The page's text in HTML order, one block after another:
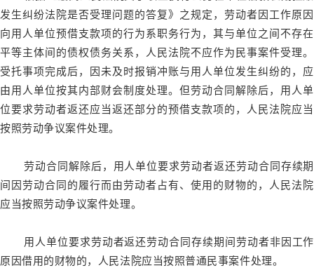
发生纠纷法院是否受理问题的答复》之规定，劳动者因工作原因
向用人单位预借支款项的行为系职务行为，其与单位之间不存在
平等主体间的债权债务关系，人民法院不应作为民事案件受理。
受托事项完成后，因未及时报销冲账与用人单位发生纠纷的，应
由用人单位按其内部财会制度处理。但劳动合同解除后，用人单
位要求劳动者返还应当返还部分的预借支款项的，人民法院应当
按照劳动争议案件处理。
劳动合同解除后，用人单位要求劳动者返还劳动合同存续期
间因劳动合同的履行而由劳动者占有、使用的财物的，人民法院
应当按照劳动争议案件处理。
用人单位要求劳动者返还劳动合同存续期间劳动者非因工作
原因借用的财物的，人民法院应当按照普通民事案件处理。